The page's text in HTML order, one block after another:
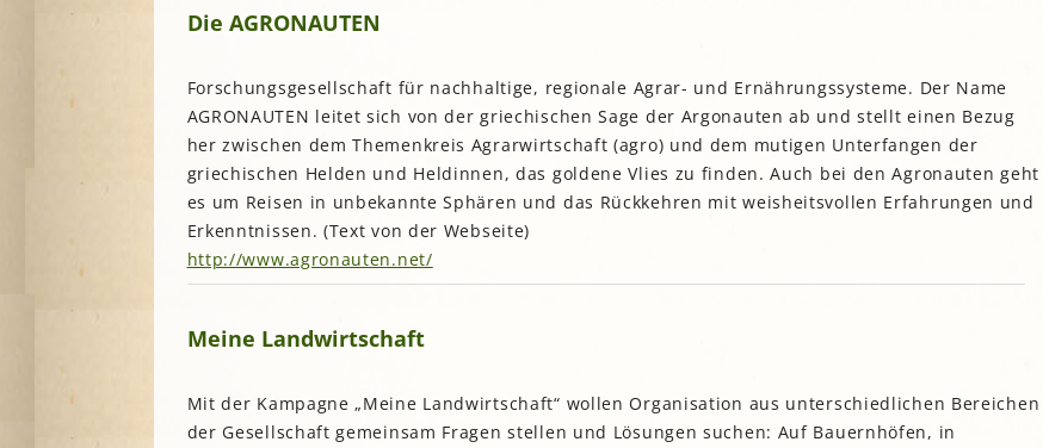
Die AGRONAUTEN
Forschungsgesellschaft für nachhaltige, regionale Agrar- und Ernährungssysteme. Der Name
AGRONAUTEN leitet sich von der griechischen Sage der Argonauten ab und stellt einen Bezug
her zwischen dem Themenkreis Agrarwirtschaft (agro) und dem mutigen Unterfangen der
griechischen Helden und Heldinnen, das goldene Vlies zu finden. Auch bei den Agronauten geht
es um Reisen in unbekannte Sphären und das Rückkehren mit weisheitsvollen Erfahrungen und
Erkenntnissen. (Text von der Webseite)
http://www.agronauten.net/
Meine Landwirtschaft
Mit der Kampagne „Meine Landwirtschaft“ wollen Organisation aus unterschiedlichen Bereichen
der Gesellschaft gemeinsam Fragen stellen und Lösungen suchen: Auf Bauernhöfen, in